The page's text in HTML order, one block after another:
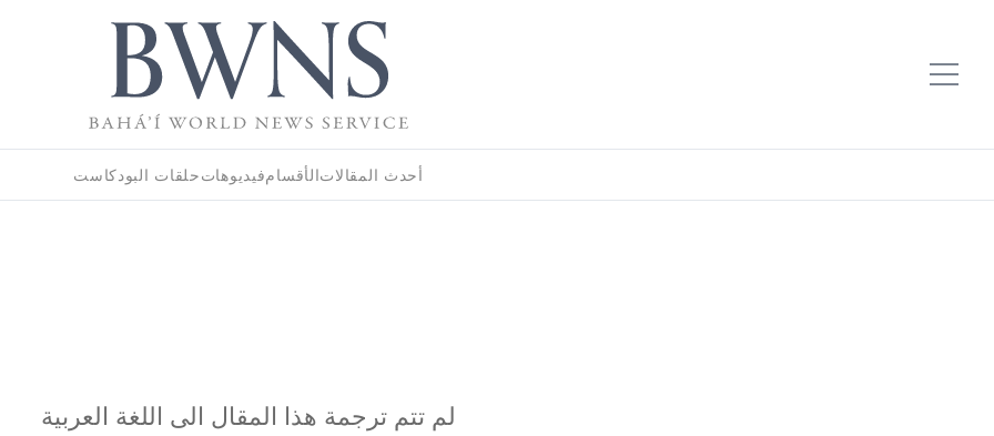
أحدث المقالاتالأقسامفيديوهاتحلقات البودكاست
لم تتم ترجمة هذا المقال الى اللغة العربية